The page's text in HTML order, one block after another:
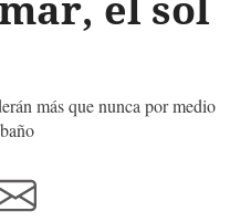
más que nunca por medio